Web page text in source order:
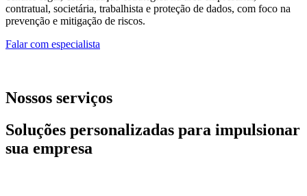
contratual, societária, trabalhista e proteção de dados, com foco na
prevenção e mitigação de riscos.
Falar com especialista
Nossos serviços
Soluções personalizadas para impulsionar
sua empresa